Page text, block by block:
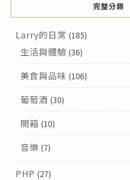
完整分類
Larry的日常 (185)
生活與體驗 (36)
美食與品味 (106)
葡萄酒 (30)
開箱 (10)
音樂 (7)
PHP (27)